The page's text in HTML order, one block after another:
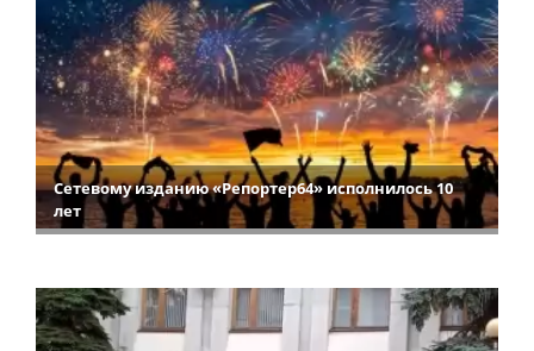
Сетевому изданию «Репортер64» исполнилось 10
лет